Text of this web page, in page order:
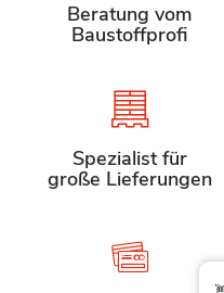
Beratung vom
Baustoffprofi
Spezialist für
große Lieferungen